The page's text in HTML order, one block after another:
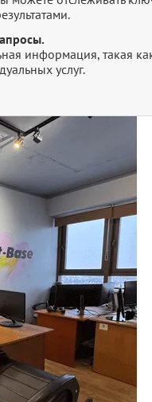
информация, такая
услуг.